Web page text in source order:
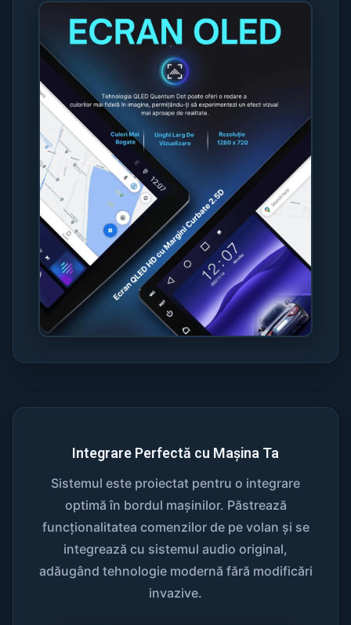
Integrare Perfectă cu Mașina Ta
Sistemul este proiectat pentru o integrare
optimă în bordul mașinilor. Păstrează
funcționalitatea comenzilor de pe volan și se
integrează cu sistemul audio original,
adăugând tehnologie modernă fără modificări
invazive.